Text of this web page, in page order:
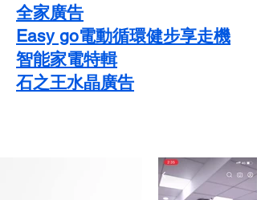
​全家廣告
Easy go電動循環健步享走機
智能家電特輯
石之王水晶廣告